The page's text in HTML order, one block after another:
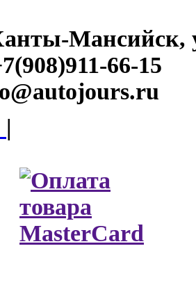
Мансийск,
66-15
|